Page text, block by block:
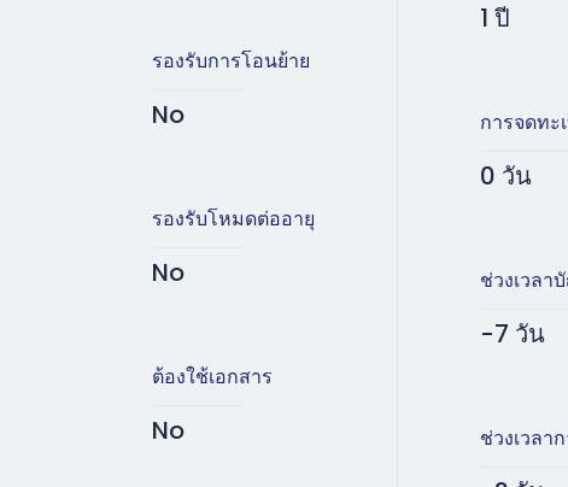
รองรับการโอนย้าย
No
รองรับโหมดต่ออายุ
No
ต้องใช้เอกสาร
No
1 ปี
การจดทะ
0 วัน
ช่วงเวลา
-7 วัน
ช่วงเวลา